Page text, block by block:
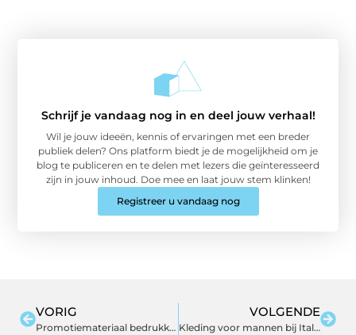
Schrijf je vandaag nog in en deel jouw verhaal!
Wil je jouw ideeën, kennis of ervaringen met een breder
publiek delen? Ons platform biedt je de mogelijkheid om je
blog te publiceren en te delen met lezers die geïnteresseerd
zijn in jouw inhoud. Doe mee en laat jouw stem klinken!
Registreer u vandaag nog
VORIG
Promotiemateriaal bedrukken als relatiegeschenk
VOLGENDE
Kleding voor mannen bij Italian Style